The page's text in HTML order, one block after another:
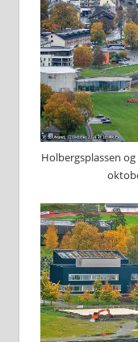
Holbergsplassen